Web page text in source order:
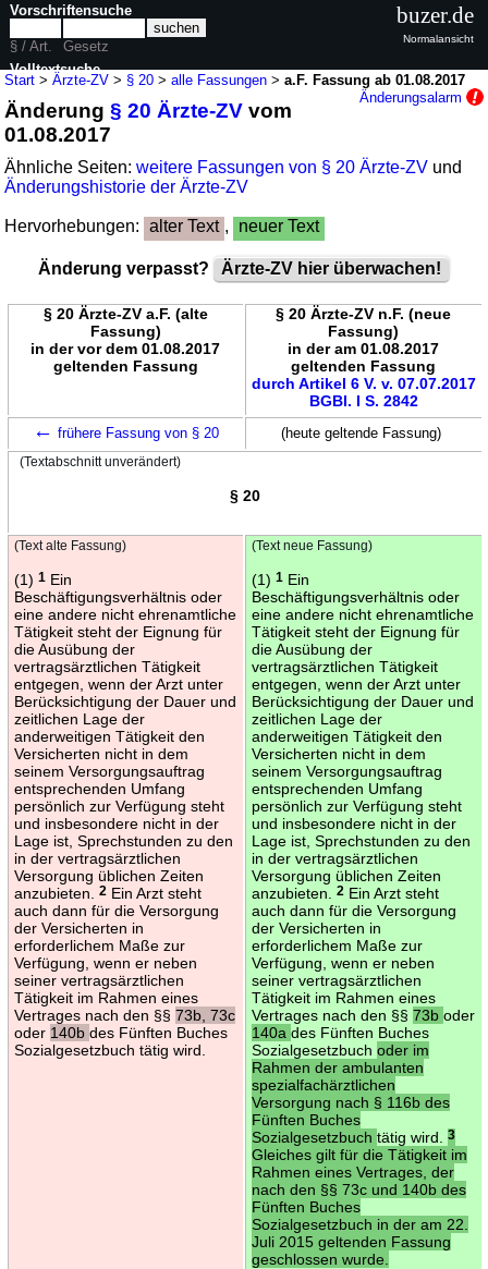
Start >Ärzte-ZV > § 20 >alle Fassungen >a.F. Fassung ab 01.08.2017
Änderungsalarm
Änderung§ 20 Ärzte-ZV vom
01.08.2017
Ähnliche Seiten:weitere Fassungen von § 20 Ärzte-ZV und
Änderungshistorie der Ärzte-ZV
Hervorhebungen: alter Text , neuer Text
Änderung verpasst? Ärzte-ZV hier überwachen!
§ 20 Ärzte-ZV a.F. (alte
Fassung)
in der vor dem 01.08.2017
geltenden Fassung
§ 20 Ärzte-ZV n.F. (neue
Fassung)
in der am 01.08.2017
geltenden Fassung
durch Artikel 6 V. v. 07.07.2017
BGBl. I S. 2842
← frühere Fassung von § 20 (heute geltende Fassung)
(Textabschnitt unverändert)
§ 20
(Text alte Fassung)
(1) 1Ein
Beschäftigungsverhältnis oder
eine andere nicht ehrenamtliche
Tätigkeit steht der Eignung für
die Ausübung der
vertragsärztlichen Tätigkeit
entgegen, wenn der Arzt unter
Berücksichtigung der Dauer und
zeitlichen Lage der
anderweitigen Tätigkeit den
Versicherten nicht in dem
seinem Versorgungsauftrag
entsprechenden Umfang
persönlich zur Verfügung steht
und insbesondere nicht in der
Lage ist, Sprechstunden zu den
in der vertragsärztlichen
Versorgung üblichen Zeiten
anzubieten.
2Ein Arzt steht
auch dann für die Versorgung
der Versicherten in
erforderlichem Maße zur
Verfügung, wenn er neben
seiner vertragsärztlichen
Tätigkeit im Rahmen eines
Vertrages nach den §§ 73b, 73c
oder 140b des Fünften Buches
Sozialgesetzbuch tätig wird.
(Text neue Fassung)
(1) 1Ein
Beschäftigungsverhältnis oder
eine andere nicht ehrenamtliche
Tätigkeit steht der Eignung für
die Ausübung der
vertragsärztlichen Tätigkeit
entgegen, wenn der Arzt unter
Berücksichtigung der Dauer und
zeitlichen Lage der
anderweitigen Tätigkeit den
Versicherten nicht in dem
seinem Versorgungsauftrag
entsprechenden Umfang
persönlich zur Verfügung steht
und insbesondere nicht in der
Lage ist, Sprechstunden zu den
in der vertragsärztlichen
Versorgung üblichen Zeiten
anzubieten.
2Ein Arzt steht
auch dann für die Versorgung
der Versicherten in
erforderlichem Maße zur
Verfügung, wenn er neben
seiner vertragsärztlichen
Tätigkeit im Rahmen eines
Vertrages nach den §§ 73b oder
140a des Fünften Buches
Sozialgesetzbuch oder im
Rahmen der ambulanten
spezialfachärztlichen
Versorgung nach § 116b des
Fünften Buches
Sozialgesetzbuch tätig wird. 3
Gleiches gilt für die Tätigkeit im
Rahmen eines Vertrages, der
nach den §§ 73c und 140b des
Fünften Buches
Sozialgesetzbuch in der am 22.
Juli 2015 geltenden Fassung
geschlossen wurde.
Vorschriftensuche
§ / Art.
Gesetz
Volltextsuche
nur in Ärzte-ZV
buzer.de
Normalansicht